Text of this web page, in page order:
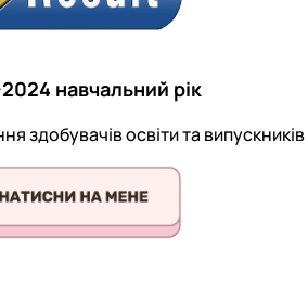
навчальний рік
здобувачів освіти та випускників